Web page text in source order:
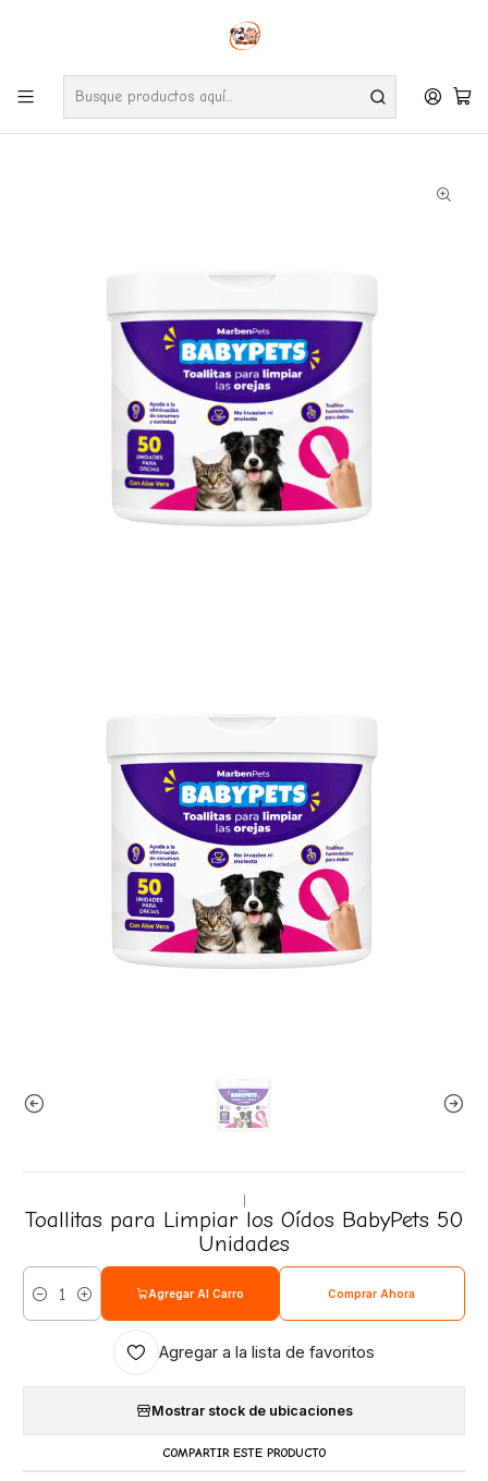
Envíos gratuitos por compras desde $24.990 en la RM (Comunas informadas
Ve nuestras zonas de cobertura diaria.
Inicio Farmacia
Toallitas para Limpiar los Oídos BabyPets 50 Unidades
Toallitas para Limpiar los Oídos BabyPets 50
Unidades
Cantidad
Agregar Al Carro Comprar Ahora
Agregar a la lista de favoritos
Mostrar stock de ubicaciones
COMPARTIR ESTE PRODUCTO